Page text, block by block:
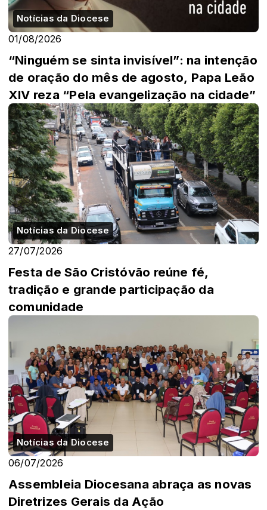
Notícias da Diocese
01/08/2026
“Ninguém se sinta invisível”: na intenção
de oração do mês de agosto, Papa Leão
XIV reza “Pela evangelização na cidade”
Notícias da Diocese
27/07/2026
Festa de São Cristóvão reúne fé,
tradição e grande participação da
comunidade
Notícias da Diocese
06/07/2026
Assembleia Diocesana abraça as novas
Diretrizes Gerais da Ação